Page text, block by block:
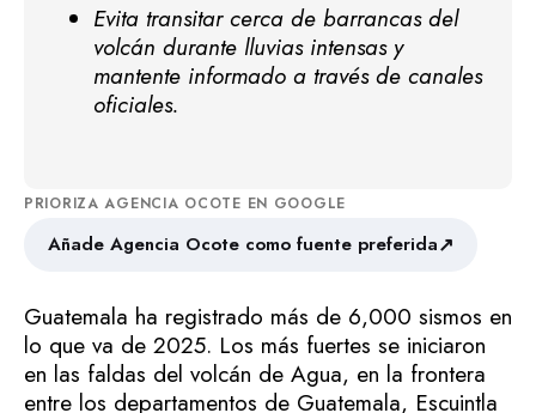
Evita transitar cerca de barrancas del
volcán durante lluvias intensas y
mantente informado a través de canales
oficiales.
PRIORIZA AGENCIA OCOTE EN GOOGLE
Añade Agencia Ocote como fuente preferida↗
Guatemala ha registrado más de 6,000 sismos en
lo que va de 2025. Los más fuertes se iniciaron
en las faldas del volcán de Agua, en la frontera
entre los departamentos de Guatemala, Escuintla